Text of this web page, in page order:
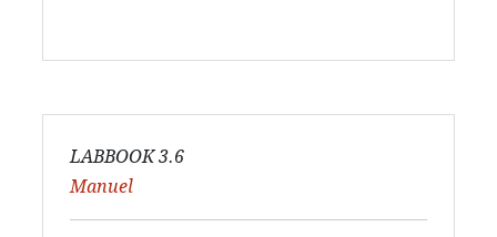
LABBOOK 3.6
Manuel